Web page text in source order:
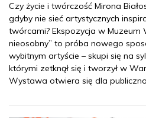
Czy życie i twórczość Mirona
gdyby nie sieć artystycznych
twórcami? Ekspozycja w Muzeum
nieosobny” to próba nowego
wybitnym artyście – skupi się na
którymi zetknął się i tworzył w
Wystawa otwiera się dla